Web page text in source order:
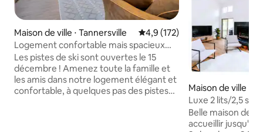
Maison de ville ⋅ Tannersville Évaluation moyenne sur la
4,9 (172)
Logement confortable mais spacieux
pour skier, nager et s'amuser
Les pistes de ski sont ouvertes le 15
décembre ! Amenez toute la famille et
les amis dans notre logement élégant et
confortable, à quelques pas des pistes
Maison de ville ⋅
sburg
Luxe 2 lits/2,5
8 personnes,
Belle maison de
accueillir jusqu'à